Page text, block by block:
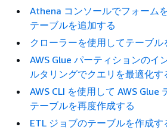
Athena コンソールでフォーム
テーブルを追加する
クローラーを使用してテーブル
AWS Glue パーティションのイ
ルタリングでクエリを最適化す
AWS CLI を使用して AWS Glue
テーブルを再度作成する
ETL ジョブのテーブルを作成す